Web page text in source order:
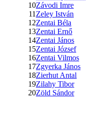
10Závodi Imre
11 Zeley István
12Zentai Béla
13Zentai Ernő
14Zentai János
15Zentai József
16Zentai Vilmos
17Zgyerka János
18Zierhut Antal
19Zilahy Tibor
20Zöld Sándor